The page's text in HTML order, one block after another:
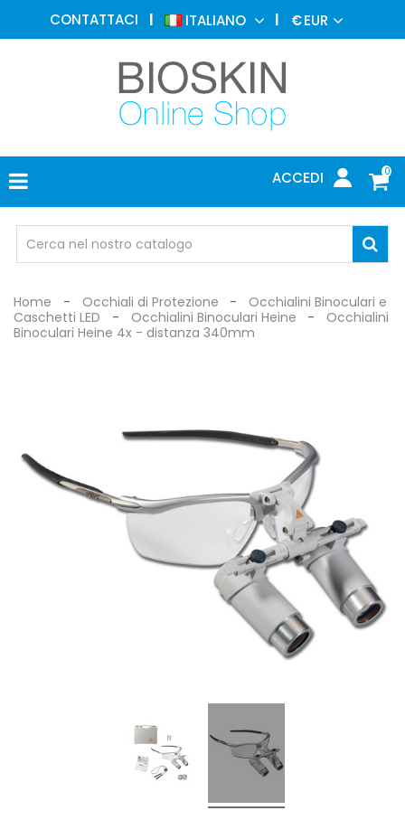
CONTATTACI ITALIANO €EUR
0
ACCEDI
MEDICINA
ESTETICA
DERMATOLOGIA
FOTOTERAPIA
ELETTROMEDICALI
MEDICO
OCCHIALI
DI
Home Occhiali di Protezione
Occhialini Binoculari e
Caschetti LED
Occhialini Binoculari Heine
Occhialini
Binoculari Heine 4x - distanza 340mm